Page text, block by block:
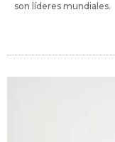
son líderes mundiales.